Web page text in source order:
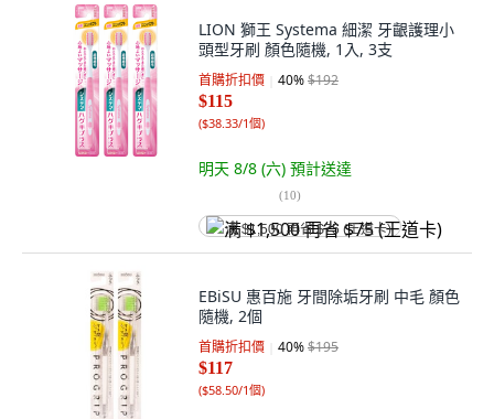
LION 獅王 Systema 細潔 牙齦護理小
頭型牙刷 顏色隨機, 1入, 3支
首購折扣價 40%$192
$115
($38.33/1個)
明天 8/8 (六) 預計送達
(10)
满 $1,500 再省 $75 (王道卡)
EBiSU 惠百施 牙間除垢牙刷 中毛 顏色
隨機, 2個
首購折扣價 40%$195
$117
($58.50/1個)